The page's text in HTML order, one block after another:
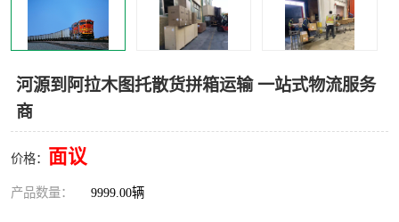
河源到阿拉木图托散货拼箱运输 一站式物流服务
商
价格： 面议
产品数量： 9999.00辆